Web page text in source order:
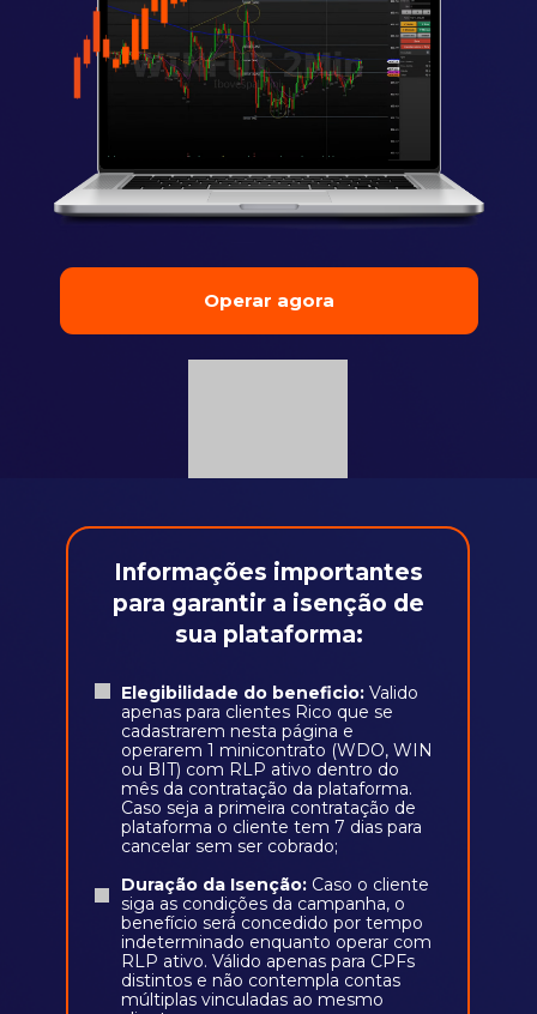
Operar agora
Informações importantes
para garantir a isenção de
sua plataforma:
Elegibilidade do beneficio: Valido
apenas para clientes Rico que se
cadastrarem nesta página e
operarem 1 minicontrato (WDO, WIN
ou BIT) com RLP ativo dentro do
mês da contratação da plataforma.
Caso seja a primeira contratação de
plataforma o cliente tem 7 dias para
cancelar sem ser cobrado;
Duração da Isenção: Caso o cliente
siga as condições da campanha, o
benefício será concedido por tempo
indeterminado enquanto operar com
RLP ativo. Válido apenas para CPFs
distintos e não contempla contas
múltiplas vinculadas ao mesmo